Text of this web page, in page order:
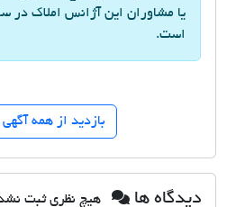
یا مشاوران این آژانس املاک در
است.
بازدید از همه
دیدگاه ها هیچ نظری ثبت